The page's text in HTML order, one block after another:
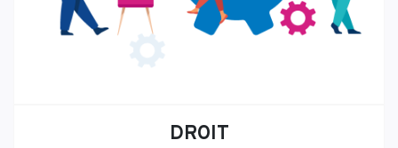
DROIT